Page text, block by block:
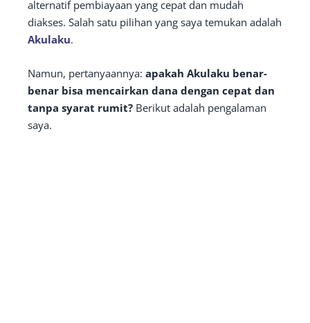
alternatif pembiayaan yang cepat dan mudah
diakses. Salah satu pilihan yang saya temukan adalah
Akulaku.
Namun, pertanyaannya: apakah Akulaku benar-
benar bisa mencairkan dana dengan cepat dan
tanpa syarat rumit? Berikut adalah pengalaman
saya.